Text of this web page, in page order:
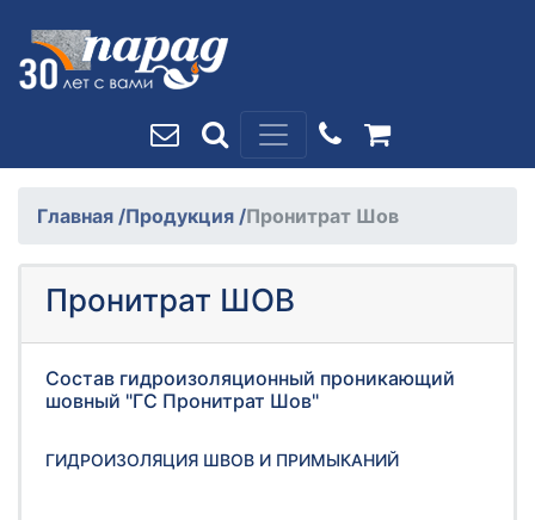
Продукция /
Главная / Пронитрат Шов
Пронитрат ШОВ
Состав гидроизоляционный проникающий
шовный "ГС Пронитрат Шов"
ГИДРОИЗОЛЯЦИЯ ШВОВ И ПРИМЫКАНИЙ